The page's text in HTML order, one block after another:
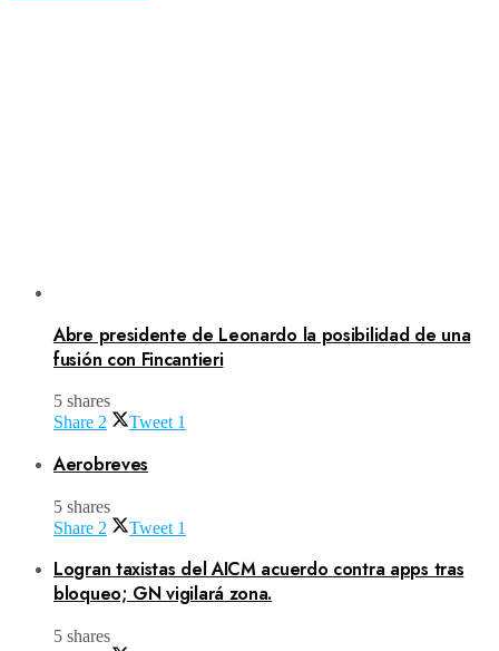
Abre presidente de Leonardo la posibilidad de una
fusión con Fincantieri
5 shares
Share 2 Tweet 1
Aerobreves
5 shares
Share 2 Tweet 1
Logran taxistas del AICM acuerdo contra apps tras
bloqueo; GN vigilará zona.
5 shares